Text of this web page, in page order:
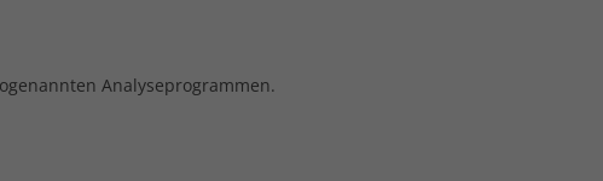
Analyseprogrammen.